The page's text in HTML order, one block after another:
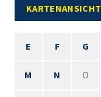
KARTENANSICHT
E F G
M N O